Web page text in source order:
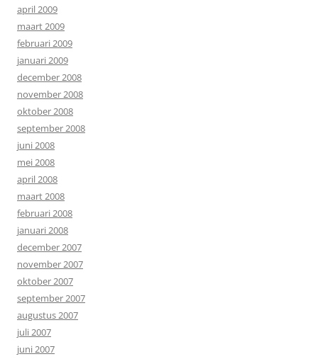
april 2009
maart 2009
februari 2009
januari 2009
december 2008
november 2008
oktober 2008
september 2008
juni 2008
mei 2008
april 2008
maart 2008
februari 2008
januari 2008
december 2007
november 2007
oktober 2007
september 2007
augustus 2007
juli 2007
juni 2007